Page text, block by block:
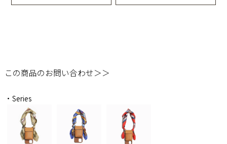
この商品のお問い合わせ＞＞
・Series